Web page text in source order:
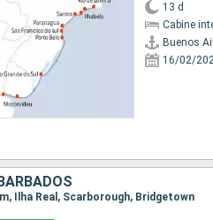
13 d
Cabine
Buenos
16/02/
Ilha Real, Scarborough, Bridgetown